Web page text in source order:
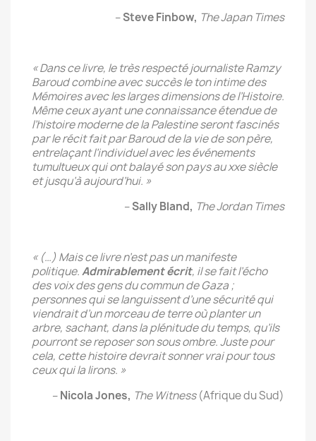
–Steve Finbow, The Japan Times
« Dans ce livre, le très respecté journaliste Ramzy
Baroud combine avec succès le ton intime des
Mémoires avec les larges dimensions de l’Histoire.
Même ceux ayant une connaissance étendue de
l’histoire moderne de la Palestine seront fascinés
par le récit fait par Baroud de la vie de son père,
entrelaçant l’individuel avec les événements
tumultueux qui ont balayé son pays au xxe siècle
et jusqu’à aujourd’hui. »
–Sally Bland, The Jordan Times
« (…) Mais ce livre n’est pas un manifeste
politique.Admirablement écrit, il se fait l’écho
des voix des gens du commun de Gaza ;
personnes qui se languissent d’une sécurité qui
viendrait d’un morceau de terre où planter un
arbre, sachant, dans la plénitude du temps, qu’ils
pourront se reposer son sous ombre. Juste pour
cela, cette histoire devrait sonner vrai pour tous
ceux qui la lirons. »
–Nicola Jones, The Witness(Afrique du Sud)